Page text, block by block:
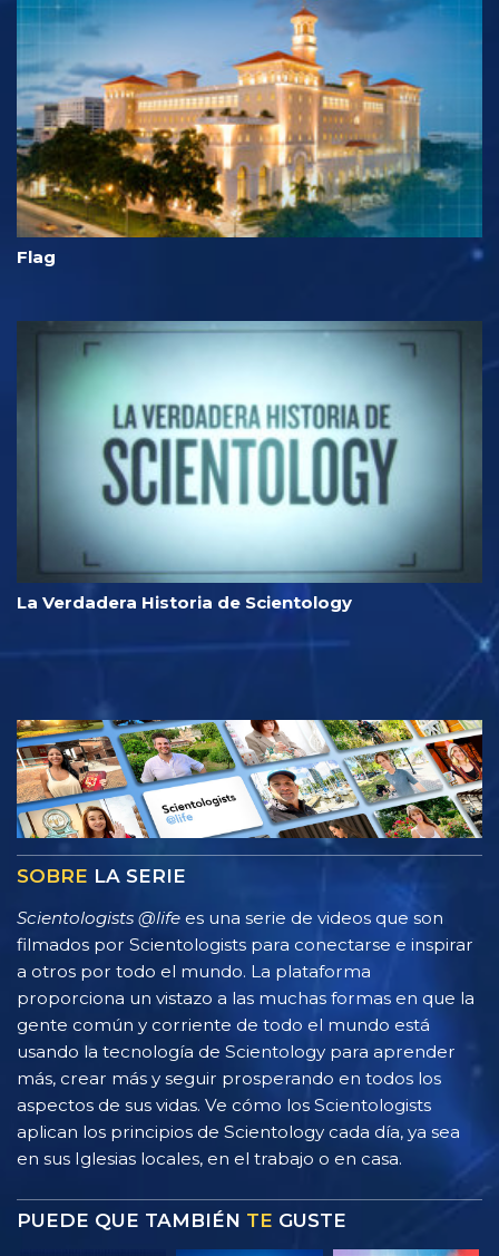
Flag
La Verdadera Historia de Scientology
SOBRE LA SERIE
Scientologists @life es una serie de videos que son
filmados por Scientologists para conectarse e inspirar
a otros por todo el mundo. La plataforma
proporciona un vistazo a las muchas formas en que la
gente común y corriente de todo el mundo está
usando la tecnología de Scientology para aprender
más, crear más y seguir prosperando en todos los
aspectos de sus vidas. Ve cómo los Scientologists
aplican los principios de Scientology cada día, ya sea
en sus Iglesias locales, en el trabajo o en casa.
PUEDE QUE TAMBIÉN TE GUSTE